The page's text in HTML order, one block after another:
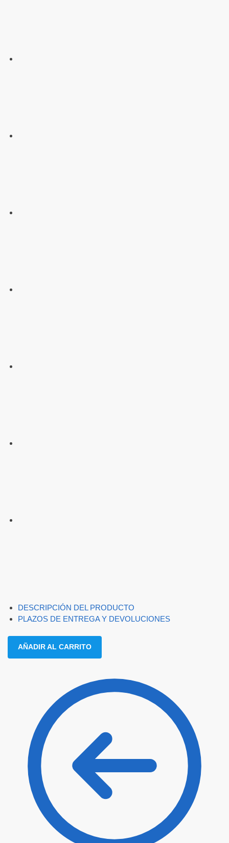
DESCRIPCIÓN DEL PRODUCTO
PLAZOS DE ENTREGA Y DEVOLUCIONES
AÑADIR AL CARRITO